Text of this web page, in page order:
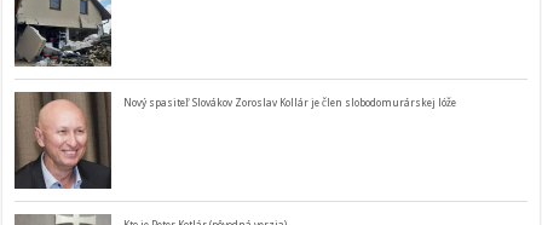
Nový spasiteľ Slovákov Zoroslav Kollár je člen slobodomurárskej lóže